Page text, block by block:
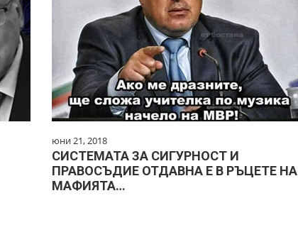
юни 21, 2018
СИСТЕМАТА ЗА СИГУРНОСТ И
ПРАВОСЪДИЕ ОТДАВНА Е В РЪЦЕТЕ НА
МАФИЯТА…